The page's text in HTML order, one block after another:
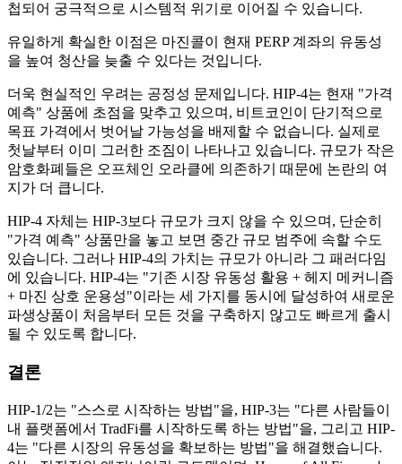
첩되어 궁극적으로 시스템적 위기로 이어질 수 있습니다.
유일하게 확실한 이점은 마진콜이 현재 PERP 계좌의 유동성
을 높여 청산을 늦출 수 있다는 것입니다.
더욱 현실적인 우려는 공정성 문제입니다. HIP-4는 현재 "가격
예측" 상품에 초점을 맞추고 있으며, 비트코인이 단기적으로
목표 가격에서 벗어날 가능성을 배제할 수 없습니다. 실제로
첫날부터 이미 그러한 조짐이 나타나고 있습니다. 규모가 작은
암호화폐들은 오프체인 오라클에 의존하기 때문에 논란의 여
지가 더 큽니다.
HIP-4 자체는 HIP-3보다 규모가 크지 않을 수 있으며, 단순히
"가격 예측" 상품만을 놓고 보면 중간 규모 범주에 속할 수도
있습니다. 그러나 HIP-4의 가치는 규모가 아니라 그 패러다임
에 있습니다. HIP-4는 "기존 시장 유동성 활용 + 헤지 메커니즘
+ 마진 상호 운용성"이라는 세 가지를 동시에 달성하여 새로운
파생상품이 처음부터 모든 것을 구축하지 않고도 빠르게 출시
될 수 있도록 합니다.
결론
HIP-1/2는 "스스로 시작하는 방법"을, HIP-3는 "다른 사람들이
내 플랫폼에서 TradFi를 시작하도록 하는 방법"을, 그리고 HIP-
4는 "다른 시장의 유동성을 확보하는 방법"을 해결했습니다.